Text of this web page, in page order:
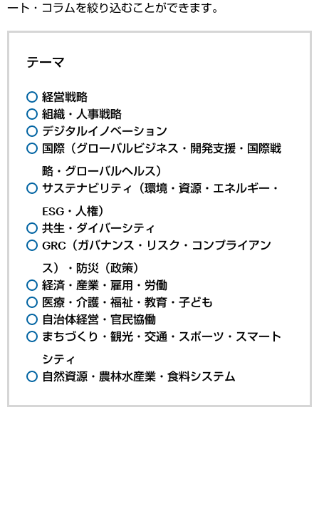
ート・コラムを絞り込むことができます。
テーマ
経営戦略
組織・人事戦略
デジタルイノベーション
国際（グローバルビジネス・開発支援・国際戦
略・グローバルヘルス）
サステナビリティ（環境・資源・エネルギー・
ESG・人権）
共生・ダイバーシティ
GRC（ガバナンス・リスク・コンプライアン
ス）・防災（政策）
経済・産業・雇用・労働
医療・介護・福祉・教育・子ども
自治体経営・官民協働
まちづくり・観光・交通・スポーツ・スマート
シティ
自然資源・農林水産業・食料システム